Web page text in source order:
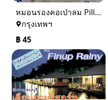
หมอนรองคอเป่าลม Pillow ผ้ากำมะหยี่ พร้อมสกรีนโลโก้ 0816484576
กรุงเทพฯ
฿45